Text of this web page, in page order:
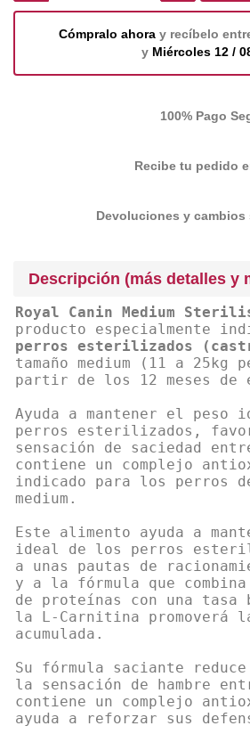
Cómpralo ahora y recíbelo
y Miércoles 12 /
100% Pago
Recibe tu pedido
Devoluciones y cambios
Descripción (más detalles y
Royal Canin Medium
producto especialmente
perros esterilizados
tamaño medium (11 a 25kg
partir de los 12 meses de
Ayuda a mantener el peso
perros esterilizados,
sensación de saciedad
contiene un complejo
indicado para los perros
medium.
Este alimento ayuda a
ideal de los perros
a unas pautas de
y a la fórmula que
de proteínas con una tasa
la L-Carnitina promoverá
acumulada.
Su fórmula saciante
la sensación de hambre
contiene un complejo
ayuda a reforzar sus